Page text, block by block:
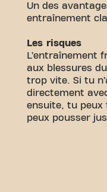
Un des
entraînement
Les risques
L’entraînement
aux blessures
trop vite. Si tu
directement
ensuite, tu peux
peux pousser